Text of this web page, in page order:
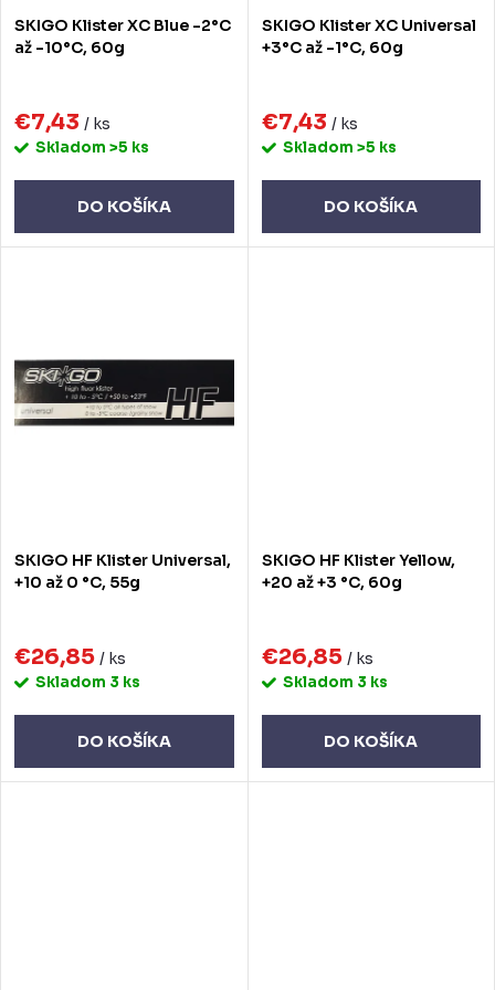
d
k
t
v
d
k
v
SKIGO Klister XC Blue -2°C
až -10°C, 60g
€7,43 / ks
Skladom >5 ks
DO KOŠÍKA
SKIGO Klister XC Universal
+3°C až -1°C, 60g
€7,43 / ks
Skladom >5 ks
DO KOŠÍKA
SKIGO HF Klister Universal,
+10 až 0 °C, 55g
€26,85 / ks
Skladom 3 ks
DO KOŠÍKA
SKIGO HF Klister Yellow,
+20 až +3 °C, 60g
€26,85 / ks
Skladom 3 ks
DO KOŠÍKA